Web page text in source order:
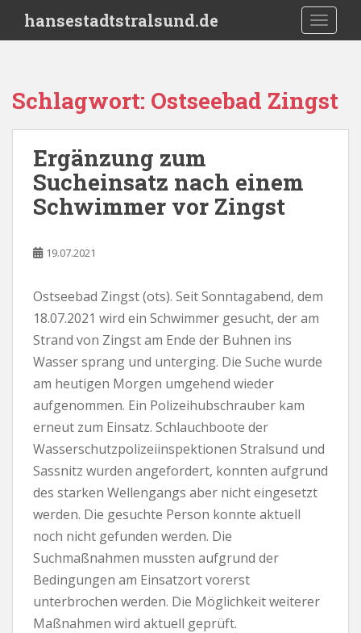
i
hansestadtstralsund.de
Schlagwort: Ostseebad Zingst
Ergänzung zum
Sucheinsatz nach einem
Schwimmer vor Zingst
19.07.2021
Ostseebad Zingst (ots). Seit Sonntagabend, dem
18.07.2021 wird ein Schwimmer gesucht, der am
Strand von Zingst am Ende der Buhnen ins
Wasser sprang und unterging. Die Suche wurde
am heutigen Morgen umgehend wieder
aufgenommen. Ein Polizeihubschrauber kam
erneut zum Einsatz. Schlauchboote der
Wasserschutzpolizeiinspektionen Stralsund und
Sassnitz wurden angefordert, konnten aufgrund
des starken Wellengangs aber nicht eingesetzt
werden. Die gesuchte Person konnte aktuell
noch nicht gefunden werden. Die
Suchmaßnahmen mussten aufgrund der
Bedingungen am Einsatzort vorerst
unterbrochen werden. Die Möglichkeit weiterer
Maßnahmen wird aktuell geprüft.